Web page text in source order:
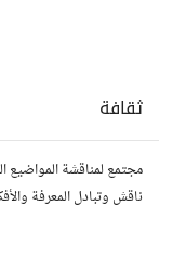
ثقافة
مجتمع لمناقشة المواضيع
ناقش وتبادل المعرفة